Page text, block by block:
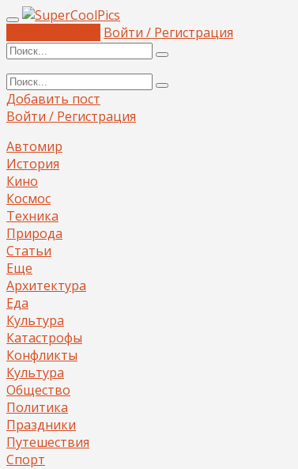
Войти / Регистрация
Добавить пост
Войти / Регистрация
Автомир
История
Кино
Космос
Техника
Природа
Статьи
Еще
Архитектура
Еда
Культура
Катастрофы
Конфликты
Культура
Общество
Политика
Праздники
Путешествия
Спорт